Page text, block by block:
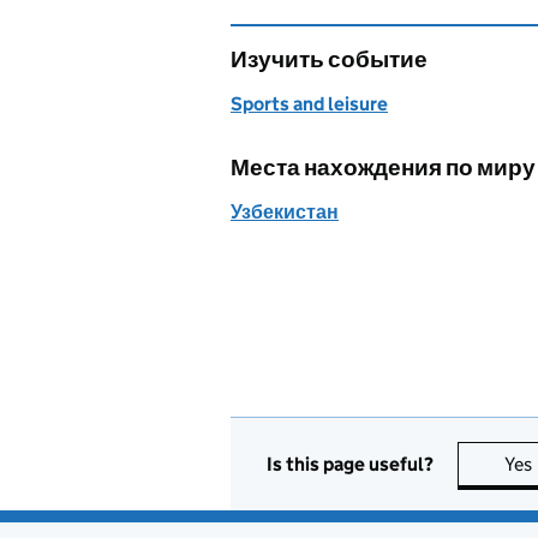
Изучить событие
Sports and leisure
Места нахождения по миру
Узбекистан
Is this page useful? Yes